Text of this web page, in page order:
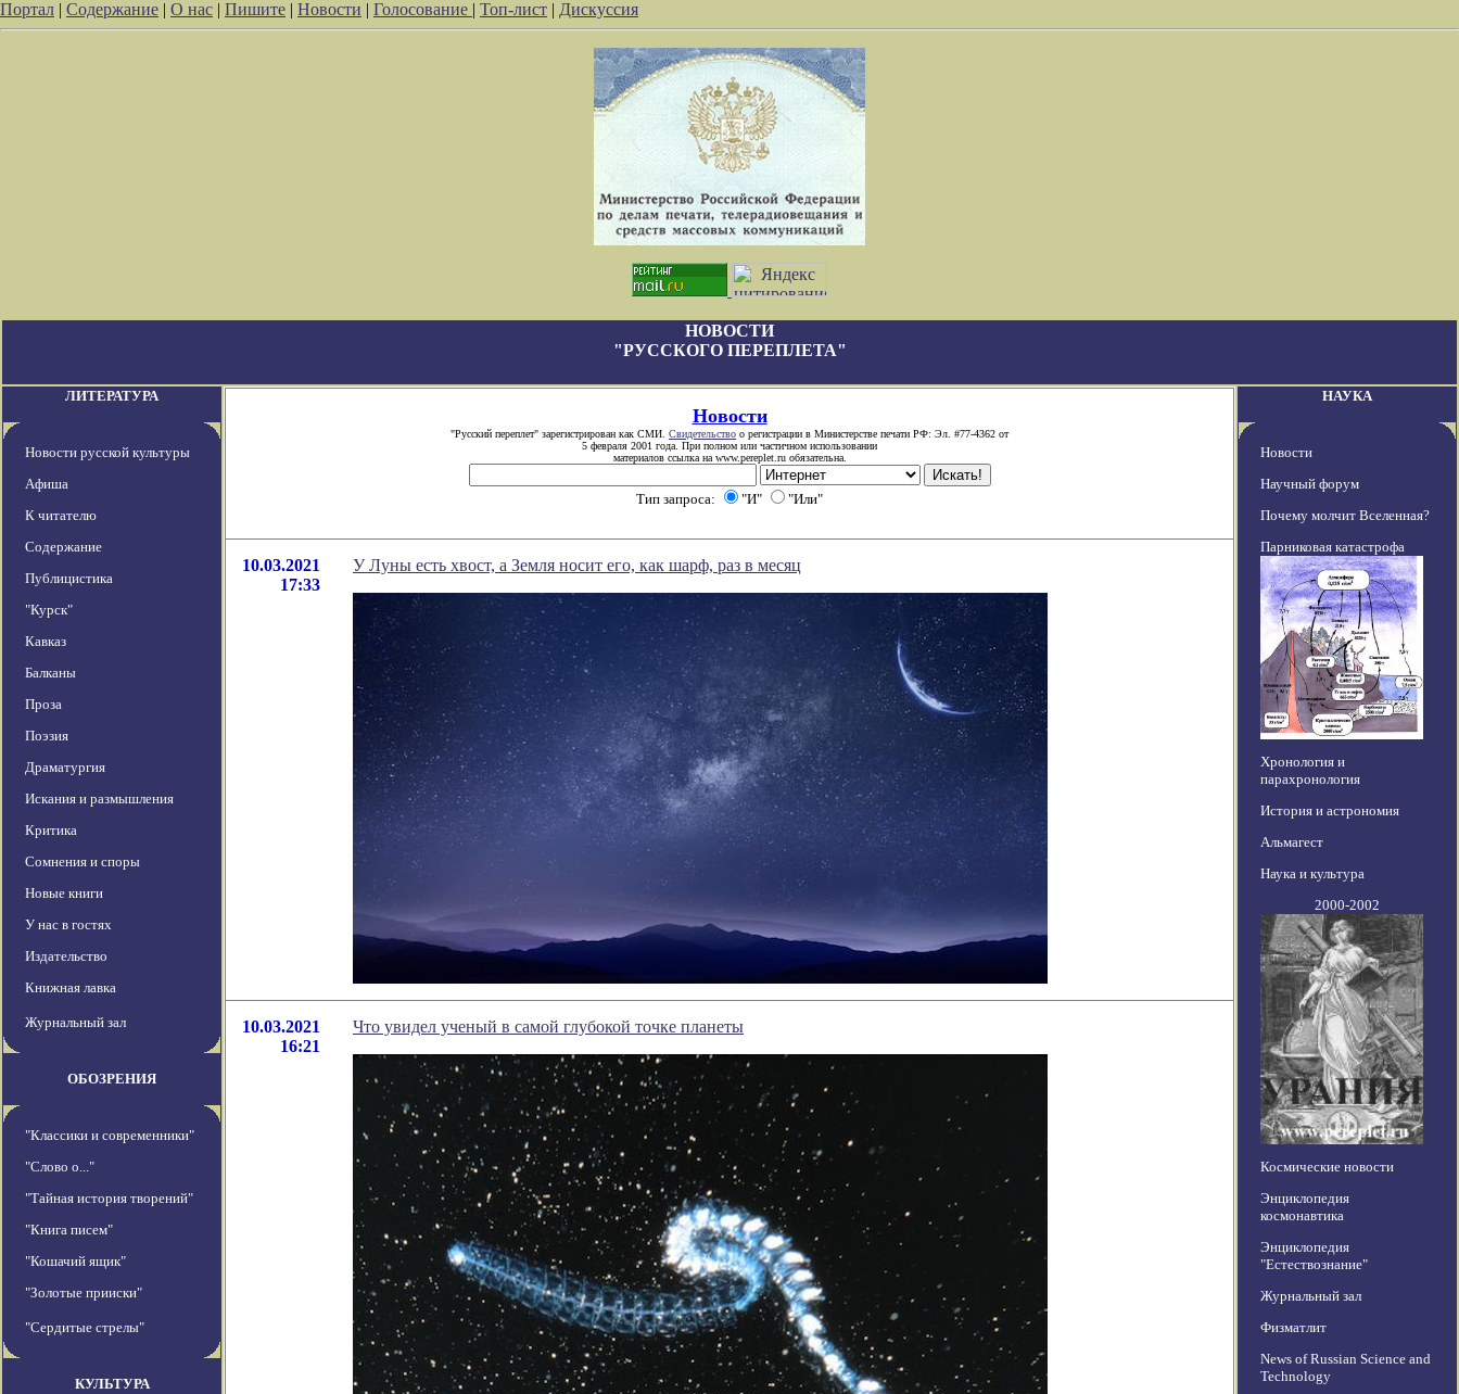
Портал | Содержание | О нас | Пишите | Новости | Голосование | Топ-лист | Дискуссия
НОВОСТИ
"РУССКОГО ПЕРЕПЛЕТА"
ЛИТЕРАТУРА
Новости русской культуры
Афиша
К читателю
Содержание
Публицистика
"Курск"
Кавказ
Балканы
Проза
Поэзия
Драматургия
Искания и размышления
Критика
Сомнения и споры
Новые книги
У нас в гостях
Издательство
Книжная лавка
Журнальный зал
ОБОЗРЕНИЯ
"Классики и современники"
"Слово о..."
"Тайная история творений"
"Книга писем"
"Кошачий ящик"
"Золотые прииски"
"Сердитые стрелы"
КУЛЬТУРА
Новости
"Русский переплет" зарегистрирован как СМИ. Свидетельство о регистрации в Министерстве печати РФ: Эл. #77-4362 от
5 февраля 2001 года. При полном или частичном использовании
материалов ссылка на www.pereplet.ru обязательна.
Тип запроса: "И" "Или"
10.03.2021
17:33
У Луны есть хвост, а Земля носит его, как шарф, раз в месяц
10.03.2021
16:21
Что увидел ученый в самой глубокой точке планеты
НАУКА
Новости
Научный форум
Почему молчит Вселенная?
Парниковая катастрофа
Хронология и
парахронология
История и астрономия
Альмагест
Наука и культура
2000-2002
Космические новости
Энциклопедия
космонавтика
Энциклопедия
"Естествознание"
Журнальный зал
Физматлит
News of Russian Science and
Technology